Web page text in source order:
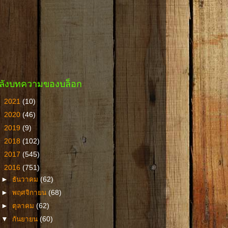
งบทความของบล็อก
2021 (10)
2020 (46)
2019 (9)
2018 (102)
2017 (545)
2016 (751)
► ธันวาคม(62)
►พฤศจิกายน(68)
► ตุลาคม(62)
▼ กันยายน(60)